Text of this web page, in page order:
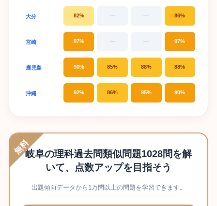
大分 82% — — 86%
宮崎 97% — — 97%
鹿児島 90% 85% 88% 88%
沖縄 92% 86% 95% 90%
無料岐阜の理科過去問類似問題1028問を解
いて、点数アップを目指そう
出題傾向データから1万問以上の問題を学習できます。